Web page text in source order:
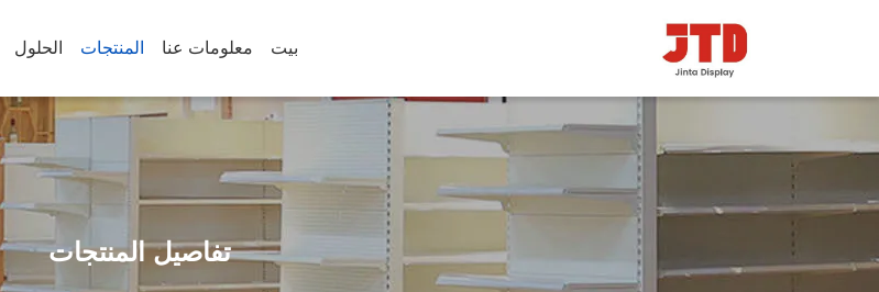
بيت معلومات عنا المنتجات الحلول
تفاصيل المنتجات